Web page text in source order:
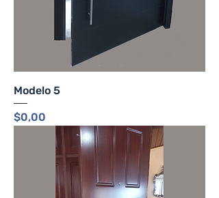
Modelo 5
Precio
$0,00